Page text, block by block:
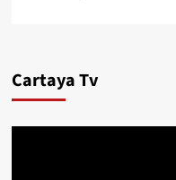
Cartaya Tv